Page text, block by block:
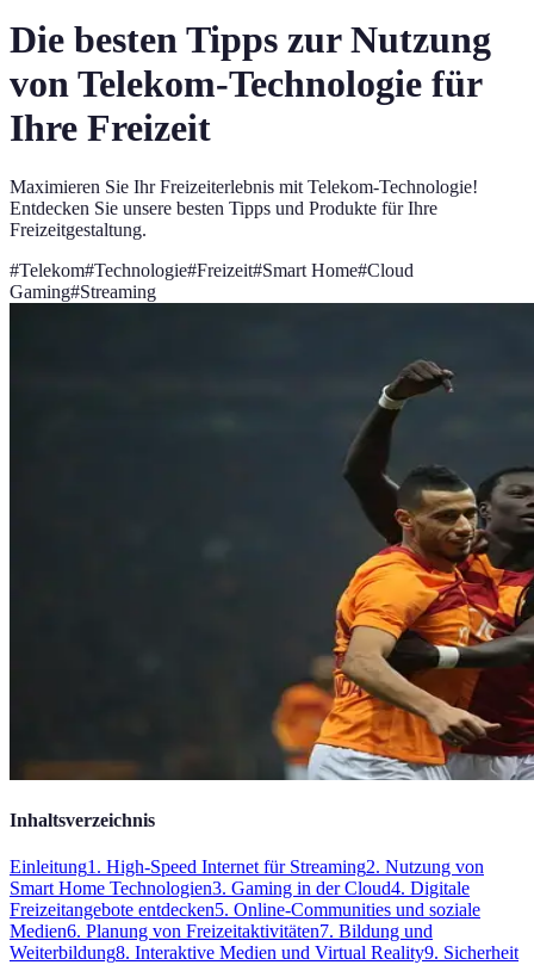
Die besten Tipps zur Nutzung
von Telekom-Technologie für
Ihre Freizeit
Maximieren Sie Ihr Freizeiterlebnis mit Telekom-Technologie!
Entdecken Sie unsere besten Tipps und Produkte für Ihre
Freizeitgestaltung.
#Telekom#Technologie#Freizeit#Smart Home#Cloud
Gaming#Streaming
Inhaltsverzeichnis
Einleitung1. High-Speed Internet für Streaming2. Nutzung von
Smart Home Technologien3. Gaming in der Cloud4. Digitale
Freizeitangebote entdecken5. Online-Communities und soziale
Medien6. Planung von Freizeitaktivitäten7. Bildung und
Weiterbildung8. Interaktive Medien und Virtual Reality9. Sicherheit